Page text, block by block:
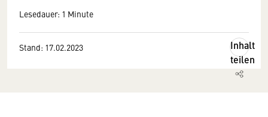
Lesedauer: 1 Minute
Stand: 17.02.2023
Inhalt
teilen